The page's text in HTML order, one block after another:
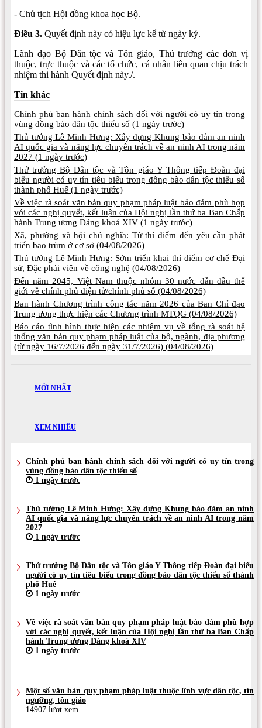
- Chủ tịch Hội đồng khoa học Bộ.
Điều 3. Quyết định này có hiệu lực kể từ ngày ký.
Lãnh đạo Bộ Dân tộc và Tôn giáo, Thủ trưởng các đơn vị
thuộc, trực thuộc và các tổ chức, cá nhân liên quan chịu trách
nhiệm thi hành Quyết định này./.
Tin khác
Chính phủ ban hành chính sách đối với người có uy tín trong
vùng đồng bào dân tộc thiểu số (1 ngày trước)
Thủ tướng Lê Minh Hưng: Xây dựng Khung bảo đảm an ninh
AI quốc gia và năng lực chuyên trách về an ninh AI trong năm
2027 (1 ngày trước)
Thứ trưởng Bộ Dân tộc và Tôn giáo Y Thông tiếp Đoàn đại
biểu người có uy tín tiêu biểu trong đồng bào dân tộc thiểu số
thành phố Huế (1 ngày trước)
Về việc rà soát văn bản quy phạm pháp luật bảo đảm phù hợp
với các nghị quyết, kết luận của Hội nghị lần thứ ba Ban Chấp
hành Trung ương Đảng khoá XIV (1 ngày trước)
Xã, phường xã hội chủ nghĩa: Từ thí điểm đến yêu cầu phát
triển bao trùm ở cơ sở (04/08/2026)
Thủ tướng Lê Minh Hưng: Sớm triển khai thí điểm cơ chế Đại
sứ, Đặc phái viên về công nghệ (04/08/2026)
Đến năm 2045, Việt Nam thuộc nhóm 30 nước dẫn đầu thế
giới về chính phủ điện tử/chính phủ số (04/08/2026)
Ban hành Chương trình công tác năm 2026 của Ban Chỉ đạo
Trung ương thực hiện các Chương trình MTQG (04/08/2026)
Báo cáo tình hình thực hiện các nhiệm vụ về tổng rà soát hệ
thống văn bản quy phạm pháp luật của bộ, ngành, địa phương
(từ ngày 16/7/2026 đến ngày 31/7/2026) (04/08/2026)
MỚI NHẤT
XEM NHIỀU
Chính phủ ban hành chính sách đối với người có uy tín trong
vùng đồng bào dân tộc thiểu số
1 ngày trước
Thủ tướng Lê Minh Hưng: Xây dựng Khung bảo đảm an ninh
AI quốc gia và năng lực chuyên trách về an ninh AI trong năm
2027
1 ngày trước
Thứ trưởng Bộ Dân tộc và Tôn giáo Y Thông tiếp Đoàn đại biểu
người có uy tín tiêu biểu trong đồng bào dân tộc thiểu số thành
phố Huế
1 ngày trước
Về việc rà soát văn bản quy phạm pháp luật bảo đảm phù hợp
với các nghị quyết, kết luận của Hội nghị lần thứ ba Ban Chấp
hành Trung ương Đảng khoá XIV
1 ngày trước
Một số văn bản quy phạm pháp luật thuộc lĩnh vực dân tộc, tín
ngưỡng, tôn giáo
14907 lượt xem